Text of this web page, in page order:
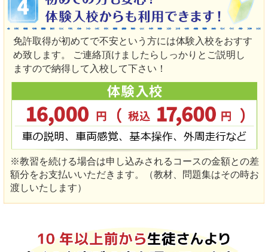
免許取得が初めてで不安という方には体験入校をおすす
め致します。 ご連絡頂けましたらしっかりとご説明し
ますので納得して入校して下さい！
※教習を続ける場合は申し込みされるコースの金額との差
額分をお支払いいただきます。（教材、問題集はその時お
渡しいたします）